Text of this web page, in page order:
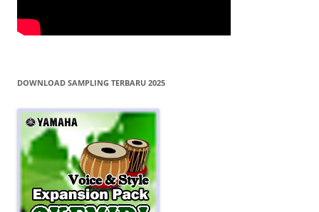
DOWNLOAD SAMPLING TERBARU 2025